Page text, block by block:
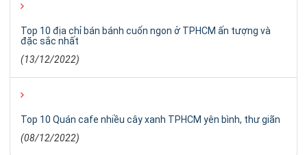
Top 10 địa chỉ bán bánh cuốn ngon ở TPHCM ấn tượng và
đặc sắc nhất
(13/12/2022)
Top 10 Quán cafe nhiều cây xanh TPHCM yên bình, thư giãn
(08/12/2022)